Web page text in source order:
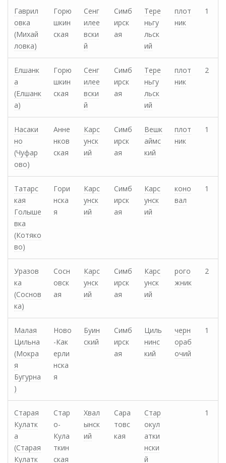
Гаврил
овка
(Михай
ловка)
Горю
шкин
ская
Сенг
илее
вски
й
Симб
ирск
ая
Тере
ньгу
льск
ий
плот
ник
1
Елшанк
а
(Елшанк
а)
Горю
шкин
ская
Сенг
илее
вски
й
Симб
ирск
ая
Тере
ньгу
льск
ий
плот
ник
2
Насаки
но
(Чуфар
ово)
Анне
нков
ская
Карс
унск
ий
Симб
ирск
ая
Вешк
аймс
кий
плот
ник
1
Татарс
кая
Голыше
вка
(Котяко
во)
Гори
нска
я
Карс
унск
ий
Симб
ирск
ая
Карс
унск
ий
коно
вал
1
Уразов
ка
(Соснов
ка)
Сосн
овск
ая
Карс
унск
ий
Симб
ирск
ая
Карс
унск
ий
рого
жник
2
Малая
Цильна
(Мокра
я
Бугурна
)
Ново
-Как
ерли
нска
я
Буин
ский
Симб
ирск
ая
Циль
нинс
кий
черн
ораб
очий
1
Старая
Кулатк
а
(Старая
Кулатк
Стар
о-
Кула
ткин
ская
Хвал
ынск
ий
Сара
товс
кая
Стар
окул
атки
нски
й
1